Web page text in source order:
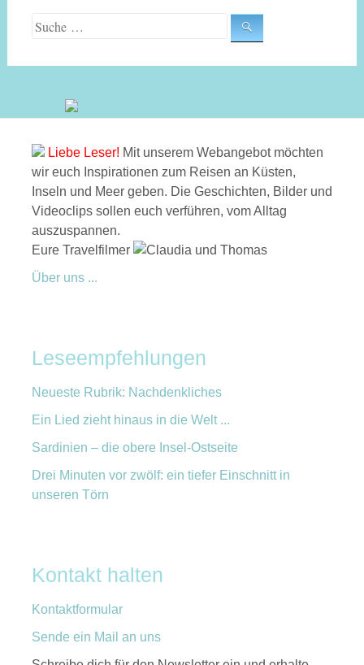
Suche nach:
Liebe Leser! Mit unserem Webangebot möchten
wir euch Inspirationen zum Reisen an Küsten,
Inseln und Meer geben. Die Geschichten, Bilder und
Videoclips sollen euch verführen, vom Alltag
auszuspannen.
Eure Travelfilmer
Über uns ...
Leseempfehlungen
Neueste Rubrik: Nachdenkliches
Ein Lied zieht hinaus in die Welt ...
Sardinien – die obere Insel-Ostseite
Drei Minuten vor zwölf: ein tiefer Einschnitt in
unseren Törn
Kontakt halten
Kontaktformular
Sende ein Mail an uns